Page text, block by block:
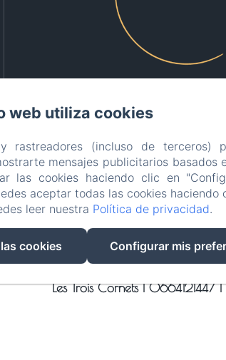
Les Trois Cornets |0664121447|
EN FR ES IT
Desarrollado con
Condiciones de
web utiliza cookies
y rastreadores (incluso de
mensajes publicitarios
las cookies haciendo clic en
aceptar todas las cookies
leer nuestra Política de privacidad.
cookies Configurar mis